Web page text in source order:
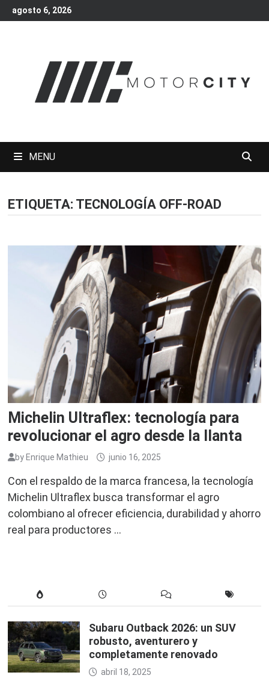
Skip
to
agosto 6, 2026
MENU
ETIQUETA: TECNOLOGÍA OFF-ROAD
Michelin Ultraflex: tecnología para
revolucionar el agro desde la llanta
by Enrique Mathieu junio 16, 2025
Con el respaldo de la marca francesa, la tecnología
Michelin Ultraflex busca transformar el agro
colombiano al ofrecer eficiencia, durabilidad y ahorro
real para productores …
Subaru Outback 2026: un SUV
robusto, aventurero y
completamente renovado
abril 18, 2025